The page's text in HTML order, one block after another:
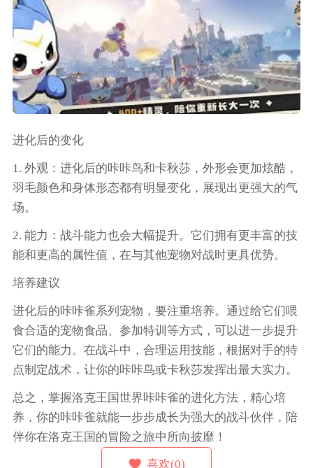
进化后的变化
1. 外观：进化后的咔咔鸟和卡秋莎，外形会更加炫酷，
羽毛颜色和身体形态都有明显变化，展现出更强大的气
场。
2. 能力：战斗能力也会大幅提升。它们拥有更丰富的技
能和更高的属性值，在与其他宠物对战时更具优势。
培养建议
进化后的咔咔雀系列宠物，要注重培养。通过给它们喂
食合适的宠物食品、参加特训等方式，可以进一步提升
它们的能力。在战斗中，合理运用技能，根据对手的特
点制定战术，让你的咔咔鸟或卡秋莎发挥出最大实力。
总之，掌握洛克王国世界咔咔雀的进化方法，精心培
养，你的咔咔雀就能一步步成长为强大的战斗伙伴，陪
伴你在洛克王国的冒险之旅中所向披靡！
喜欢(0)